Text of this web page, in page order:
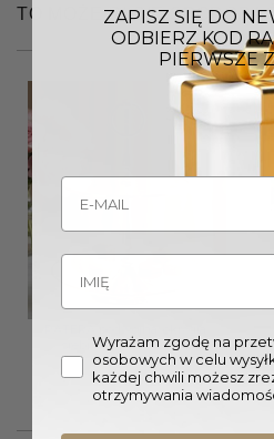
TO MOŻE CI SIĘ
srebrne wykończenia,
szklana
299,00zł
ZAPISZ SIĘ DO
ODBIERZ KOD
PIERWSZE
Wyrażam zgodę na
osobowych w celu
każdej chwili możesz
otrzymywania